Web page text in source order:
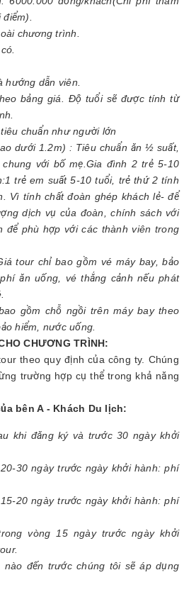
6000.000 đồng/khách(Chi phí tham
điểm).
chương trình.
hướng dẫn viên.
bảng giá. Độ tuổi sẽ được tính từ
chuẩn như người lớn
dưới 1.2m) : Tiêu chuẩn ăn ½ suất,
với bố mẹ.Gia đình 2 trẻ 5-10
trẻ em suất 5-10 tuổi, trẻ thứ 2 tính
Vì tính chất đoàn ghép khách lẻ- để
dịch vụ của đoàn, chính sách với
để phù hợp với các thành viên trong
tour chỉ bao gồm vé máy bay, bảo
ăn uống, vé thắng cảnh nếu phát
gồm chỗ ngồi trên máy bay theo
hiểm, nước uống.
CHƯƠNG TRÌNH:
theo quy định của công ty. Chúng
trường hợp cụ thể trong khả năng
bên A - Khách Du lịch:
khi đăng ký và trước 30 ngày khởi
30 ngày trước ngày khởi hành: phí
20 ngày trước ngày khởi hành: phí
vòng 15 ngày trước ngày khởi
đến trước chúng tôi sẽ áp dụng